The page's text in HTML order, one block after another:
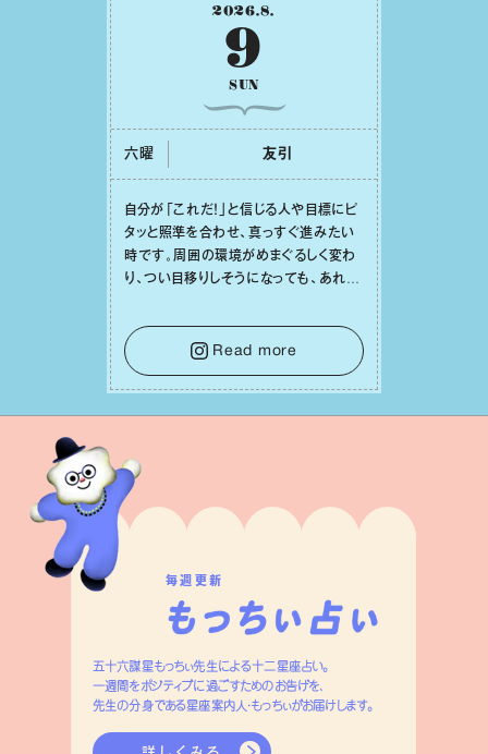
2026.8.
9
SUN
六曜 友引
⾃分が「これだ！」と信じる⼈や⽬標にピ
タッと照準を合わせ、真っすぐ進みたい
時です。周囲の環境がめまぐるしく変わ
り、つい⽬移りしそうになっても、あれこ
をそっと⼿放し、⽬の前のことに集中しま
しょう。そのブレない決意が、あなたにと
って有意義で安定した成果を引き寄せま
す。
Read more
毎週更新
五十六謀星もっちぃ先生による十二星座占い。
一週間をポジティブに過ごすためのお告げを、
先生の分身である星座案内人・もっちぃがお届けします。